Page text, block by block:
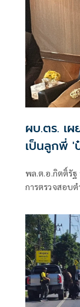
ผบ.ตร. เ
เป็นลูกพี่
ตั้งแต่ปี 57
พล.ต.อ.กิตติ์รัฐ
การตรวจสอบต
มาระบุว่า นาย